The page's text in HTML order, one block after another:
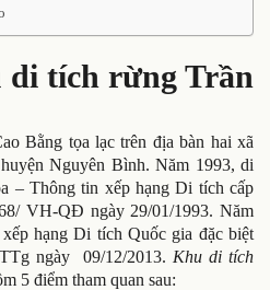
di tích rừng Trần
Bằng tọa lạc trên địa bàn hai xã
Nguyên Bình. Năm 1993, di
– Thông tin xếp hạng Di tích cấp
VH-QĐ ngày 29/01/1993. Năm
hạng Di tích Quốc gia đặc biệt
ngày 09/12/2013. Khu di tích
5 điểm tham quan sau: